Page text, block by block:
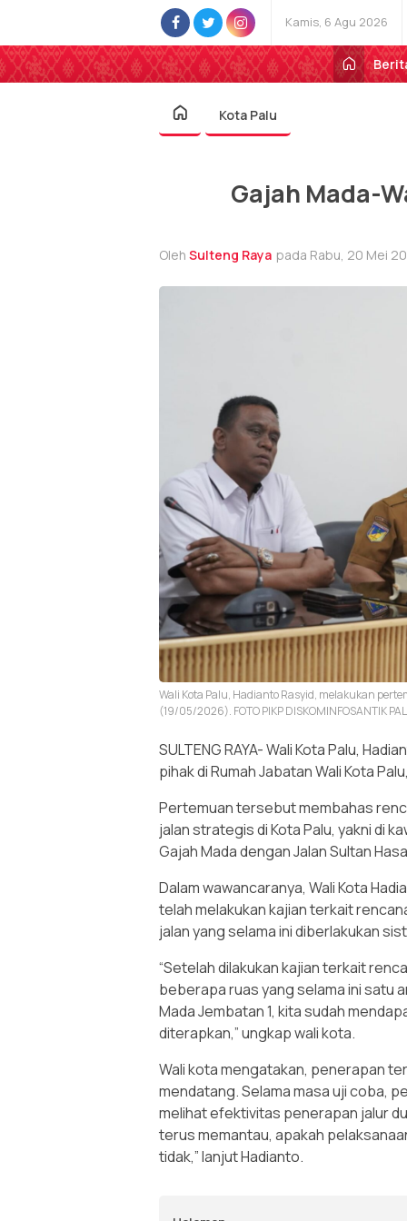
Kamis, 6 Agu 2026
Kota Palu
Gajah Mada-
Oleh Sulteng Raya pada Rabu, 20 Mei
Wali Kota Palu, Hadianto Rasyid, melakukan
(19/05/2026). FOTO PIKP DISKOMINFOSANTIK
SULTENG RAYA- Wali Kota Palu,
pihak di Rumah Jabatan Wali Kota
Pertemuan tersebut membahas
jalan strategis di Kota Palu, yakni di
Gajah Mada dengan Jalan Sultan
Dalam wawancaranya, Wali Kota
telah melakukan kajian terkait
jalan yang selama ini diberlakukan
“Setelah dilakukan kajian terkait
beberapa ruas yang selama ini satu
Mada Jembatan 1, kita sudah
diterapkan,” ungkap wali kota.
Wali kota mengatakan, penerapan
mendatang. Selama masa uji coba,
melihat efektivitas penerapan jalur
terus memantau, apakah
tidak,” lanjut Hadianto.